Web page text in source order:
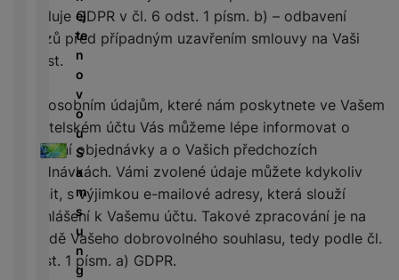
m
ín
k
a
bí
k
y
h
y
tr
ý
m
R
e
k
c
K
a
b
e
P
o
b
a
n
k
y
F
l
a
v
n
n
i
c
e
r
a
a
r
e
s
k
y
D
g
e
y
í
e
v
i
z
e
/
A
u
d
ej
te
n
o
v
o
u
S
a
m
s
u
n
g
dovoluje GDPR v čl. 6 odst. 1 písm. b) – odbavení
dotazů před případným uzavřením smlouvy na Vaši
žádost.
Díky osobním údajům, které nám poskytnete ve Vašem
uživatelském účtu Vás můžeme lépe informovat o
doručení objednávky a o Vašich předchozích
objednávkách. Vámi zvolené údaje můžete kdykoliv
změnit, s výjimkou e-mailové adresy, která slouží
k přihlášení k Vašemu účtu. Takové zpracování je na
základě Vašeho dobrovolného souhlasu, tedy podle čl.
6 odst. 1 písm. a) GDPR.